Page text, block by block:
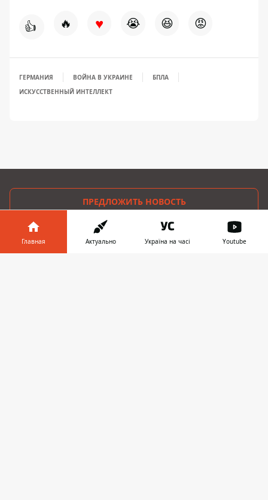
👍 🔥 ♥ 😭 😆 😡
ГЕРМАНИЯ ВОЙНА В УКРАИНЕ
БПЛА
ИСКУССТВЕННЫЙ ИНТЕЛЛЕКТ
ПРЕДЛОЖИТЬ НОВОСТЬ
МирГлавная Актуально Україна на часі Youtube